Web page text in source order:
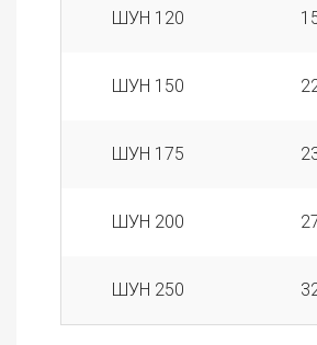
ШУН 120
ШУН 150
ШУН 175
ШУН 200
ШУН 250